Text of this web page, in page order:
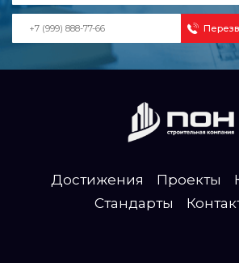
Достижения Проекты
Стандарты